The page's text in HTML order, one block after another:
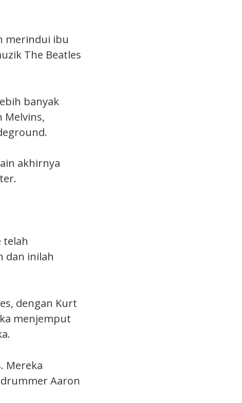
merindui ibu
The Beatles
banyak
Melvins,
akhirnya
telah
dan inilah
dengan Kurt
menjemput
Mereka
Aaron